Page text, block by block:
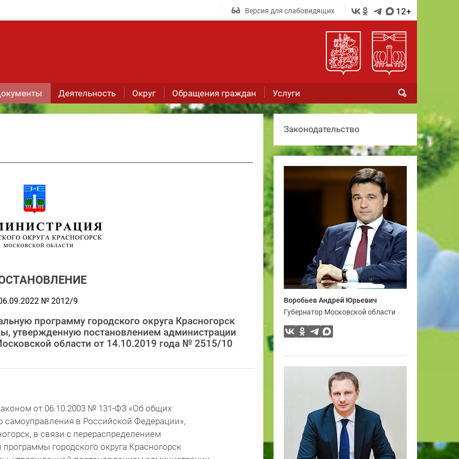
Версия для слабовидящих 12+
Деятельность Округ Обращения граждан Услуги
№ 2012/9
программу городского округа Красногорск
утвержденную постановлением администрации
области от 14.10.2019 года № 2515/10
от 06.10.2003 № 131-ФЗ «Об общих
самоуправления в Российской Федерации»,
в связи с перераспределением
городского округа Красногорск
Законодательство
Воробьев Андрей Юрьевич
Губернатор Московской области